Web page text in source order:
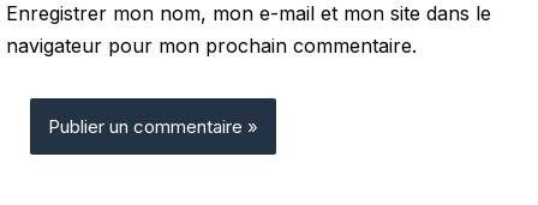
Enregistrer mon nom, mon e-mail et mon site dans le
navigateur pour mon prochain commentaire.